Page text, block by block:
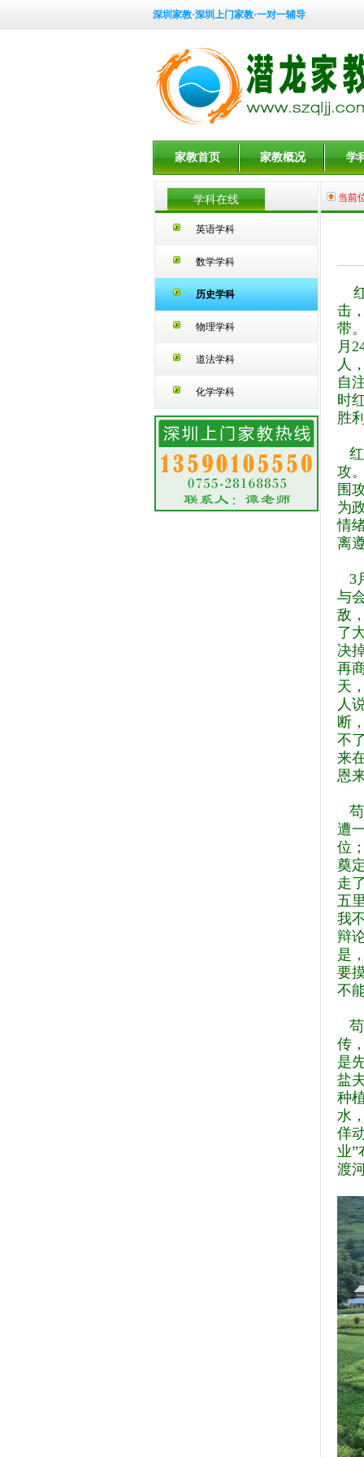
深圳家教·深圳上门家教·一对一辅导
家教首页 家教概况 学
学科在线
英语学科
数学学科
历史学科
物理学科
道法学科
化学学科
当前
红
击
带
月
人
自
时
胜
红
攻
围
为
情
离
3
与
敌
了
决
再
天
人
断
不
来
恩
苟
遭
位
奠
走
五
我
辩
是
要
不
苟
传
是
盐
种
水
佯
业”
渡